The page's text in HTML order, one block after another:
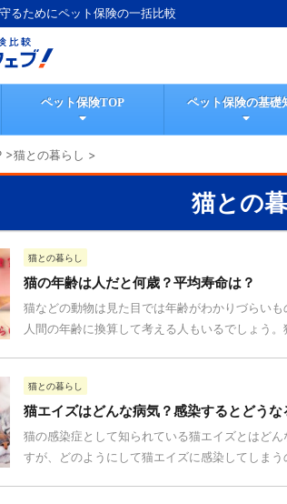
るためにペット保険の一括比較
ペット保険TOP ペット保険の基礎
>猫との暮らし >
猫との
猫との暮らし
猫の年齢は人だと何歳？平均寿命は？
猫などの動物は見た目では年齢がわかりづらい
人間の年齢に換算して考える人もいるでしょう
猫との暮らし
猫エイズはどんな病気？感染するとどうな
猫の感染症として知られている猫エイズとはど
すが、どのようにして猫エイズに感染してしま